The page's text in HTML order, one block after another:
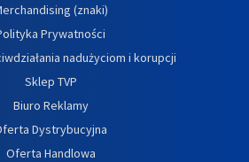
(znaki)
Prywatności
nadużyciom i korupcji
Sklep TVP
Biuro Reklamy
Dystrybucyjna
Oferta Handlowa